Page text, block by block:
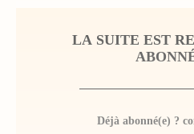
LA SUITE EST
Déjà abonné(e) ?